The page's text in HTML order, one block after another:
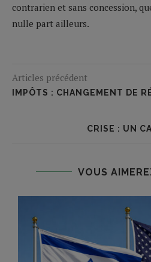
contrarien et sans concession,
nulle part ailleurs.
Articles précédent
IMPÔTS : CHANGEMENT DE
CRISE : UN
VOUS